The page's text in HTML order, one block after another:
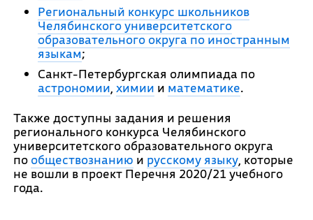
Региональный конкурс школьников
Челябинского университетского
образовательного округа по иностранным
языкам;
Санкт-Петербургская олимпиада по
астрономии, химии и математике.
Также доступны задания и решения
регионального конкурса Челябинского
университетского образовательного округа
по обществознанию и русскому языку, которые
не вошли в проект Перечня 2020/21 учебного
года.